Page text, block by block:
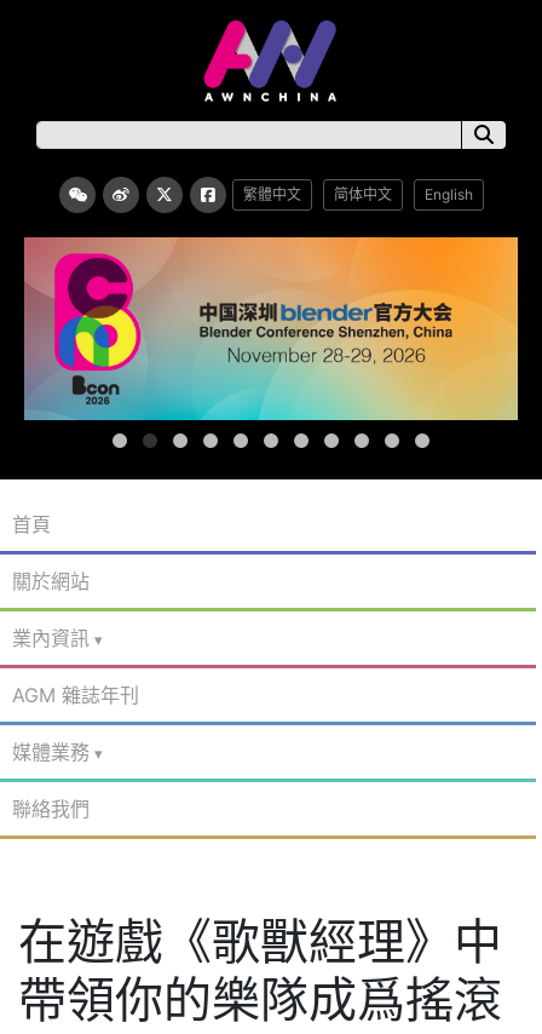
繁體中文 简体中文 English
首頁
關於網站
業內資訊
AGM 雜誌年刊
媒體業務
聯絡我們
在遊戲《歌獸經理》中
帶領你的樂隊成爲搖滾